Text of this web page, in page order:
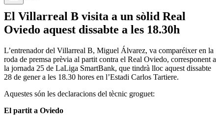
El Villarreal B visita a un sòlid Real
Oviedo aquest dissabte a les 18.30h
L’entrenador del Villarreal B, Miguel Álvarez, va comparéixer en la
roda de premsa prèvia al partit contra el Real Oviedo, corresponent a
la jornada 25 de LaLiga SmartBank, que tindrà lloc aquest dissabte
28 de gener a les 18.30 hores en l’Estadi Carlos Tartiere.
Aquestes són les declaracions del tècnic groguet:
El partit a Oviedo